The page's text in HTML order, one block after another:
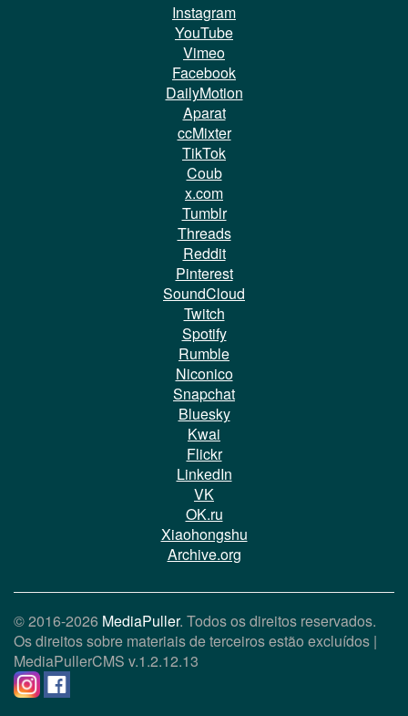
Instagram
YouTube
Vimeo
Facebook
DailyMotion
Aparat
ccMixter
TikTok
Coub
x.com
Tumblr
Threads
Reddit
Pinterest
SoundCloud
Twitch
Spotify
Rumble
Niconico
Snapchat
Bluesky
Kwai
Flickr
LinkedIn
VK
OK.ru
Xiaohongshu
Archive.org
© 2016-2026 MediaPuller. Todos os direitos reservados.
Os direitos sobre materiais de terceiros estão excluídos |
MediaPullerCMS v.1.2.12.13